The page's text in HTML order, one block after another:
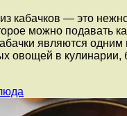
кабачков — это
можно подавать
являются одним
овощей в кулинарии,